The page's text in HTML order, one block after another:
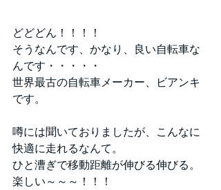
どどどん！！！！
そうなんです、かなり、良い自転車な
んです・・・・・
世界最古の自転車メーカー、ビアンキ
です。
噂には聞いておりましたが、こんなに
快適に走れるなんて。
ひと漕ぎで移動距離が伸びる伸びる。
楽しい～～～！！！